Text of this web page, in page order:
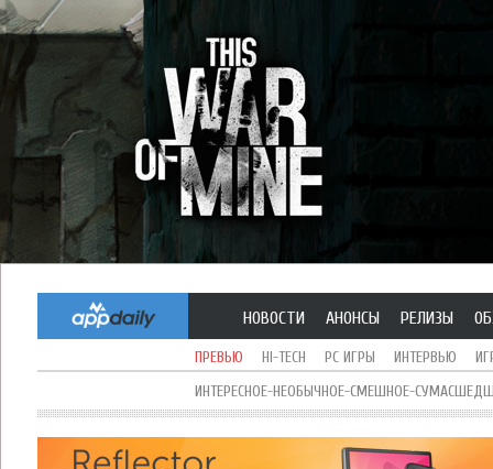
НОВОСТИ АНОНСЫ РЕЛИЗЫ
ПРЕВЬЮ HI-TECH PC ИГРЫ ИНТЕРВЬЮ
ИНТЕРЕСНОЕ-НЕОБЫЧНОЕ-СМЕШНОЕ-